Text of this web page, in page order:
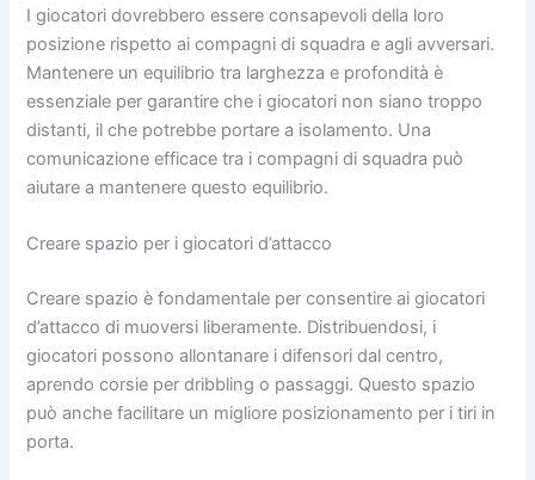
I giocatori dovrebbero essere consapevoli della loro
posizione rispetto ai compagni di squadra e agli avversari.
Mantenere un equilibrio tra larghezza e profondità è
essenziale per garantire che i giocatori non siano troppo
distanti, il che potrebbe portare a isolamento. Una
comunicazione efficace tra i compagni di squadra può
aiutare a mantenere questo equilibrio.
Creare spazio per i giocatori d’attacco
Creare spazio è fondamentale per consentire ai giocatori
d’attacco di muoversi liberamente. Distribuendosi, i
giocatori possono allontanare i difensori dal centro,
aprendo corsie per dribbling o passaggi. Questo spazio
può anche facilitare un migliore posizionamento per i tiri in
porta.